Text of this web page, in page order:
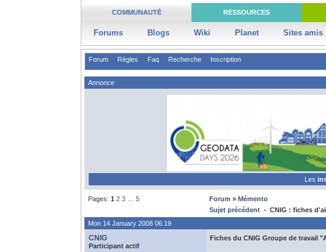
COMMUNAUTÉ RESSOURCES
Forums Blogs Wiki Planet Sites amis
Forum Règles Faq Recherche Inscription
Annonce
Les
Pages: 1 2 3 5 Forum » Mémento
Sujet précédent - CNIG : fiches
Mon 14 January 2008 06:19
CNIG
Participant actif
Fiches du CNIG Groupe de travail